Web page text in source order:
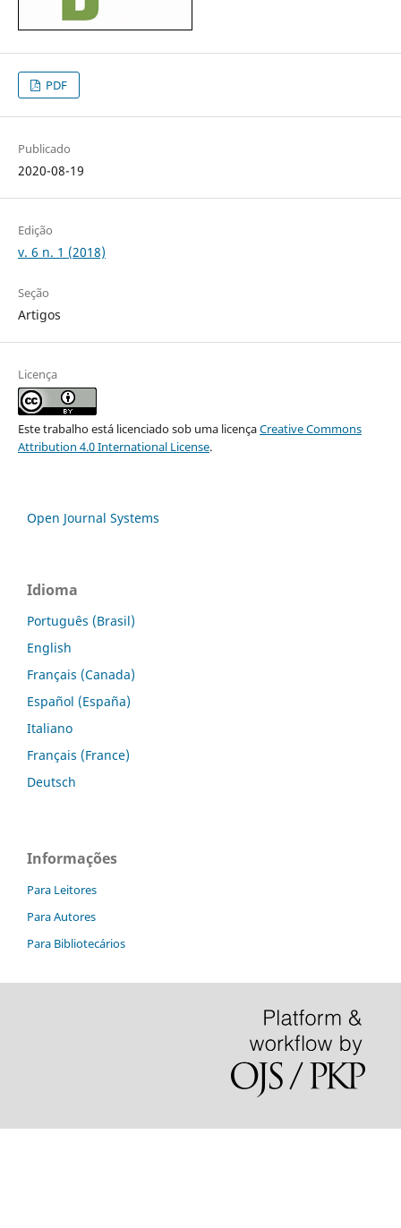
PDF
Publicado
2020-08-19
Edição
v. 6 n. 1 (2018)
Seção
Artigos
Licença
Este trabalho está licenciado sob uma licençaCreative Commons
Attribution 4.0 International License.
Open Journal Systems
Idioma
Português (Brasil)
English
Français (Canada)
Español (España)
Italiano
Français (France)
Deutsch
Informações
Para Leitores
Para Autores
Para Bibliotecários